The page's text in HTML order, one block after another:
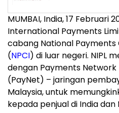
MUMBAI, India,17 Februari
International Payments
cabang National
(NPCI) di luar negeri. NIPL
dengan Payments Network
(PayNet) – jaringan
Malaysia, untuk
kepada penjual di India dan